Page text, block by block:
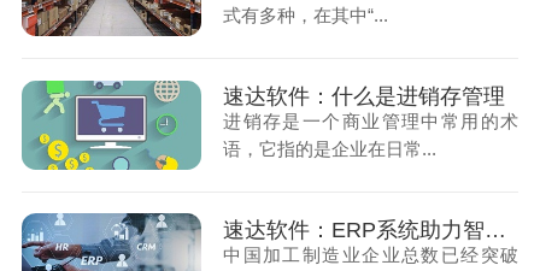
式有多种，在其中“...
速达软件：什么是进销存管理
进销存是一个商业管理中常用的术
语，它指的是企业在日常...
速达软件：ERP系统助力智能制造行业实现生产效率的飞跃（上）
中国加工制造业企业总数已经突破